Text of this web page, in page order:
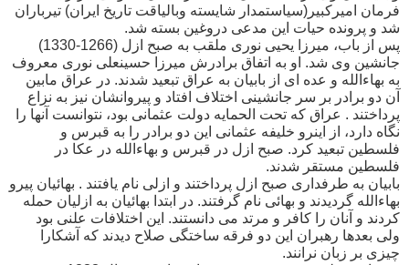
فرمان امیرکبیر(سیاستمدار شایسته وبالیاقت تاریخ ایران) تیرباران
شد و پرونده حیات این مدعی دروغین بسته شد.
پس از باب، میرزا یحیی نوری ملقب به صبح ازل (1266-1330)
جانشین وی شد. او به اتفاق برادرش میرزا حسینعلی نوری معروف
به بهاءالله و عده ای از بابیان به عراق تبعید شدند. در عراق مابین
آن دو برادر بر سر جانشینی اختلاف افتاد و پیروانشان نیز به نزاع
پرداختند . عراق که تحت الحمایه دولت عثمانی بود، نتوانست آنها را
نگاه دارد، از اینرو خلیفه عثمانی این دو برادر را به قبرس و
فلسطین تبعید کرد. صبح ازل در قبرس و بهاءالله در عکا در
فلسطین مستقر شدند.
بابیان به طرفداری صبح ازل پرداختند و ازلی نام یافتند . بهائیان پیرو
بهاءالله گردیدند و بهائی نام گرفتند. در ابتدا بهائیان به ازلیان حمله
کردند و آنان را کافر و مرتد می دانستند. این اختلافات علنی بود
ولی بعدها رهبران این دو فرقه ساختگی صلاح دیدند که آشکارا
چیزی بر زبان نرانند.